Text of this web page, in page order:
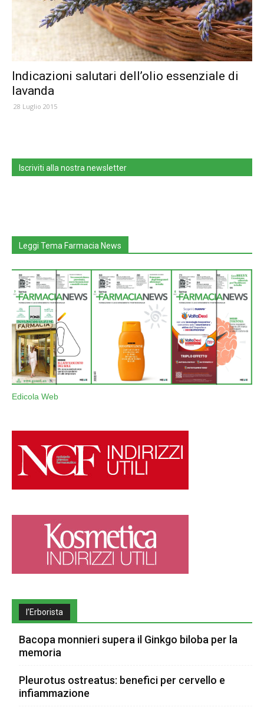
Indicazioni salutari dell’olio essenziale di
lavanda
28 Luglio 2015
Iscriviti alla nostra newsletter
Leggi Tema Farmacia News
Edicola Web
l’Erborista
Bacopa monnieri supera il Ginkgo biloba per la
memoria
Pleurotus ostreatus: benefici per cervello e
infiammazione